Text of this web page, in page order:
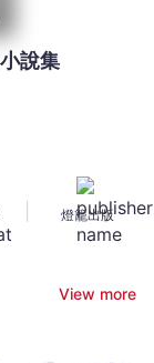
說集
燈籠出版
View more